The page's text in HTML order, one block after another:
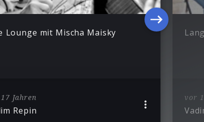
Lounge mit Mischa Maisky
Jahren
Repin
vor